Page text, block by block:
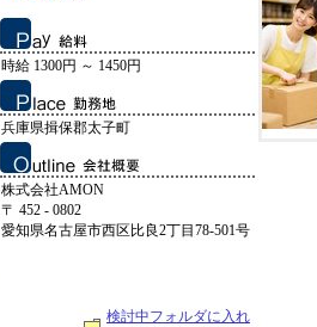
時給 1300円 ～ 1450円
兵庫県揖保郡太子町
株式会社AMON
〒 452 - 0802
愛知県名古屋市西区比良2丁目78-501号
検討中フォルダに入れ